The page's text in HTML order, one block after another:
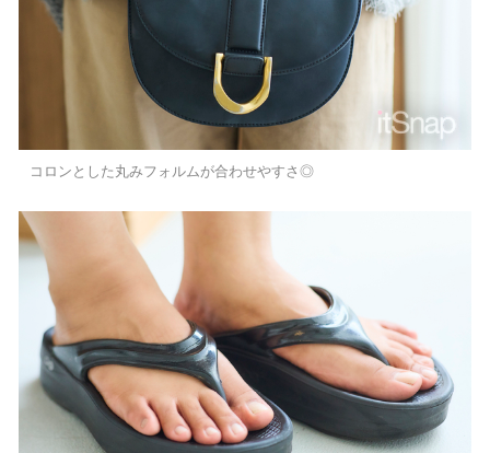
コロンとした丸みフォルムが合わせやすさ◎